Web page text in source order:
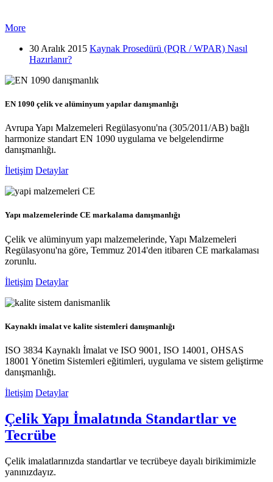
More
30 Aralık 2015 Kaynak Prosedürü (PQR / WPAR) Nasıl
Hazırlanır?
EN 1090 çelik ve alüminyum yapılar danışmanlığı
Avrupa Yapı Malzemeleri Regülasyonu'na (305/2011/AB) bağlı
harmonize standart EN 1090 uygulama ve belgelendirme
danışmanlığı.
İletişim Detaylar
Yapı malzemelerinde CE markalama danışmanlığı
Çelik ve alüminyum yapı malzemelerinde, Yapı Malzemeleri
Regülasyonu'na göre, Temmuz 2014'den itibaren CE markalaması
zorunlu.
İletişim Detaylar
Kaynaklı imalat ve kalite sistemleri danışmanlığı
ISO 3834 Kaynaklı İmalat ve ISO 9001, ISO 14001, OHSAS
18001 Yönetim Sistemleri eğitimleri, uygulama ve sistem geliştirme
danışmanlığı.
İletişim Detaylar
Çelik Yapı İmalatında Standartlar ve
Tecrübe
Çelik imalatlarınızda standartlar ve tecrübeye dayalı birikimimizle
yanınızdayız.